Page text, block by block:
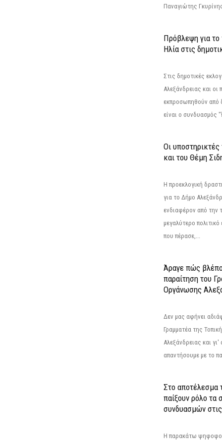
Παναγιώτης
Πρόβλεψη για
Ηλία στις
Στις δημοτικές
Αλεξάνδρειας και οι
εκπροσωπηθούν από
είναι ο συνδυασμός
Οι
και του Θέμη
Η προεκλογική
για το Δήμο
ενδιαφέρον από την
μεγαλύτερο
που πέρασε,...
Άραγε πώς
παραίτηση του
Οργάνωσης
Δεν μας αφήνει
Γραμματέα της
Αλεξάνδρειας και γι'
απαντήσουμε με το
Στο αποτέλεσμα
παίξουν ρόλο τα
συνδυασμών
Η παρακάτω